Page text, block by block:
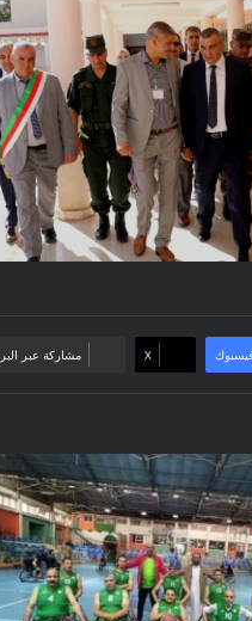
فيسبوك ‫X مشاركة عبر